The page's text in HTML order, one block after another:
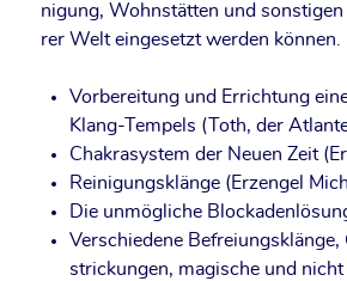
ni­gung, Wohn­stät­ten und
rer Welt ein­ge­setzt wer­den können.
Vor­be­rei­tung und Errich­tung
Klang-Tem­pels (Toth, der
Chakra­sys­tem der Neu­en Zeit
Rei­ni­gungs­klän­ge (Erz­engel
Die unmög­li­che
Ver­schie­de­ne
stri­ckun­gen, magi­sche und